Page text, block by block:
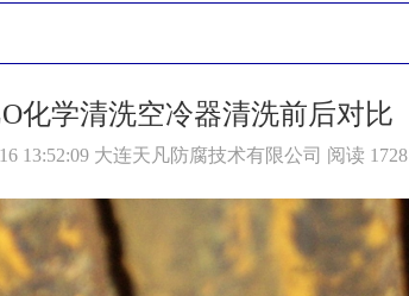
化学清洗空冷器清洗前后对比
13:52:09 大连天凡防腐技术有限公司 阅读 1728